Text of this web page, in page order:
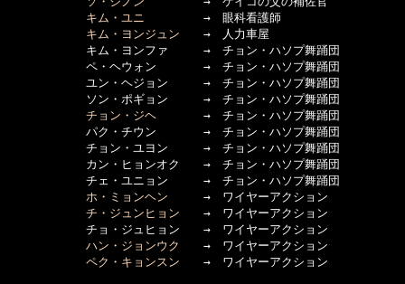
キム・ユニ →　眼科看護師
キム・ヨンジュン →　人力車屋
      　　　キム・ヨンファ　　　→　チョン・ハソプ舞踊団
      　　　ペ・ヘウォン　　　　→　チョン・ハソプ舞踊団
      　　　ユン・ヘジョン　　　→　チョン・ハソプ舞踊団
      　　　ソン・ポギョン　　　→　チョン・ハソプ舞踊団
チョン・ジヘ →　チョン・ハソプ舞踊団
      　　　パク・チウン　　　　→　チョン・ハソプ舞踊団
      　　　チョン・ユヨン　　　→　チョン・ハソプ舞踊団
      　　　カン・ヒョンオク　　→　チョン・ハソプ舞踊団
      　　　チェ・ユニョン　　　→　チョン・ハソプ舞踊団
ホ・ミョンヘン →　ワイヤーアクション
チ・ジュンヒョン →　ワイヤーアクション
      　　　チョ・ジュヒョン　　→　ワイヤーアクション
ハン・ジョンウク
→　ワイヤーアクション
ペク・キョンスン →　ワイヤーアクション